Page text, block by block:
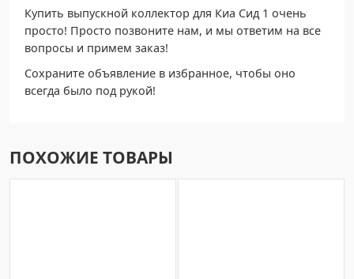
Купить выпускной коллектор для Киа Сид 1 очень
просто! Просто позвоните нам, и мы ответим на все
вопросы и примем заказ!
Сохраните объявление в избранное, чтобы оно
всегда было под рукой!
ПОХОЖИЕ ТОВАРЫ